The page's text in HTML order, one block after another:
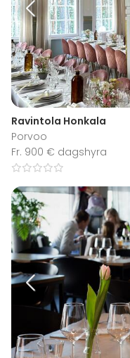
Ravintola Honkala
Porvoo
Fr. 900 € dagshyra